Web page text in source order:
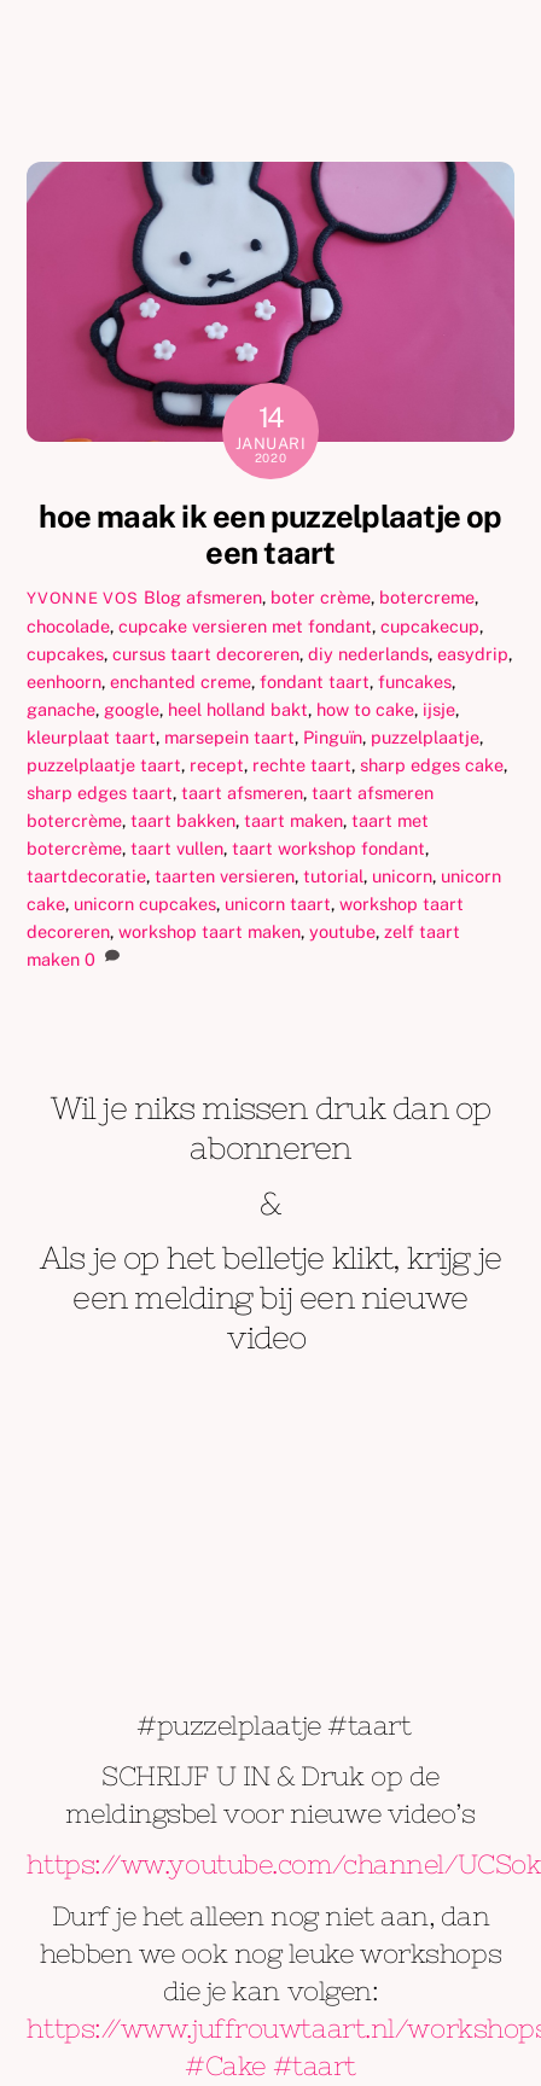
14
JANUARI
2020
hoe maak ik een puzzelplaatje op
een taart
YVONNE VOS Blog afsmeren, boter crème, botercreme,
chocolade,cupcake versieren met fondant,cupcakecup,
cupcakes,cursus taart decoreren,diy nederlands,easydrip,
eenhoorn,enchanted creme,fondant taart,funcakes,
ganache, google, heel holland bakt, how to cake, ijsje,
kleurplaat taart, marsepein taart, Pinguïn, puzzelplaatje,
puzzelplaatje taart, recept, rechte taart,sharp edges cake,
sharp edges taart,taart afsmeren,taart afsmeren
botercrème,taart bakken,taart maken,taart met
botercrème,taart vullen,taart workshop fondant,
taartdecoratie,taarten versieren,tutorial, unicorn, unicorn
cake, unicorn cupcakes, unicorn taart,workshop taart
decoreren,workshop taart maken,youtube,zelf taart
maken 0
Wil je niks missen druk dan op
abonneren
&
Als je op het belletje klikt, krijg je
een melding bij een nieuwe
video
#puzzelplaatje #taart
SCHRIJF U IN & Druk op de
meldingsbel voor nieuwe video’s
https://ww.youtube.com/channel/
Durf je het alleen nog niet aan, dan
hebben we ook nog leuke workshops
die je kan volgen:
https://www.juffrouwtaart.nl/
#Cake #taart